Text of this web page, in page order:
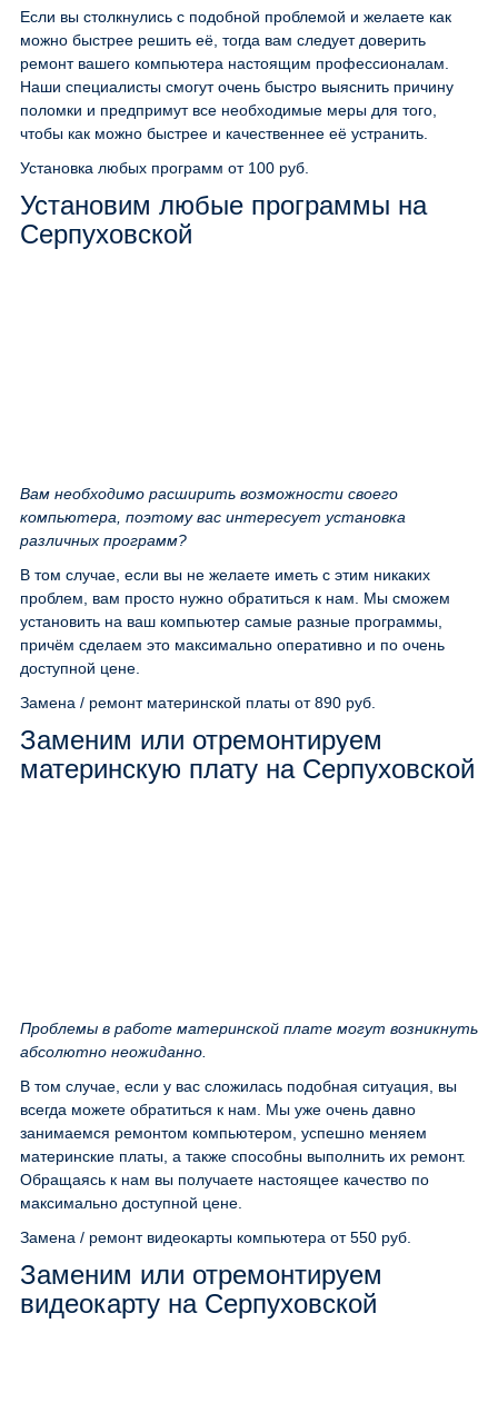
Если вы столкнулись с подобной проблемой и желаете как
можно быстрее решить её, тогда вам следует доверить
ремонт вашего компьютера настоящим профессионалам.
Наши специалисты смогут очень быстро выяснить причину
поломки и предпримут все необходимые меры для того,
чтобы как можно быстрее и качественнее её устранить.
Установка любых программ от 100 руб.
Установим любые программы на
Серпуховской
Вам необходимо расширить возможности своего
компьютера, поэтому вас интересует установка
различных программ?
В том случае, если вы не желаете иметь с этим никаких
проблем, вам просто нужно обратиться к нам. Мы сможем
установить на ваш компьютер самые разные программы,
причём сделаем это максимально оперативно и по очень
доступной цене.
Замена / ремонт материнской платы от 890 руб.
Заменим или отремонтируем
материнскую плату на Серпуховской
Проблемы в работе материнской плате могут возникнуть
абсолютно неожиданно.
В том случае, если у вас сложилась подобная ситуация, вы
всегда можете обратиться к нам. Мы уже очень давно
занимаемся ремонтом компьютером, успешно меняем
материнские платы, а также способны выполнить их ремонт.
Обращаясь к нам вы получаете настоящее качество по
максимально доступной цене.
Замена / ремонт видеокарты компьютера от 550 руб.
Заменим или отремонтируем
видеокарту на Серпуховской